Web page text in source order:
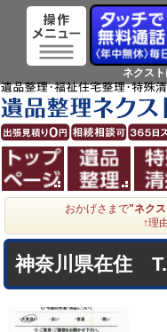
ホーム 遺
おかげさまで"ネク
↑理
神奈川県在住
ネクス